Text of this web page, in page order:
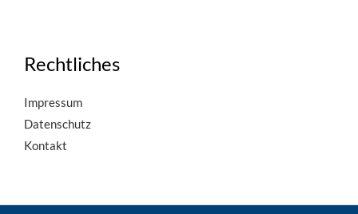
Rechtliches
Impressum
Datenschutz
Kontakt